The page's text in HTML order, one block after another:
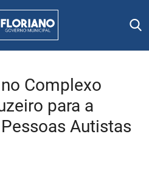
Complexo
para a
Autistas